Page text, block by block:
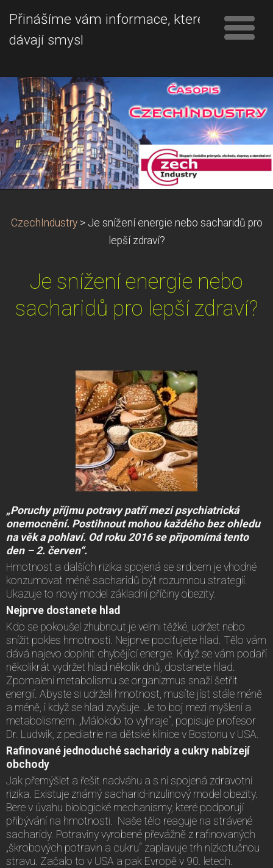
Přinášíme vám informace, které
dávají smysl
CzechIndustry > Je snížení energie nebo sacharidů pro
lepší zdraví?
Je snížení energie nebo
sacharidů pro lepší zdraví?
„Poruchy příjmu potravy patří mezi psychiatrická
onemocnění. Postihnout mohou každého bez ohledu
na věk a pohlaví. Od roku 2016 se připomímá tento
den – 2. červen“.
Hmotnost a dalších rizika spojená se srdcem je vhodné
konzumovat méně sacharidů být rozumnou strategií.
Ukazuje to nový model základní příčiny obezity.
Nejprve dostanete hlad
Kdo se pokoušel zhubnout je velmi těžké, udržet nebo
snížit pokles hmotnosti. Nejprve pociťujete hlad. Tělo vám
dává najevo doplnit chybějící energie. Když se vám podaří
několikrát vydržet hlad několik dnů, dostanete hlad.
Zpomalení metabolismu se organizmus snaží šetřit
energií. Abyste si udrželi hmotnost, musíte jíst stále méně
a méně, i když se hlad zvyšuje. Je to boj mezi myšlení a
metabolismem. „Málokdo to vyhraje“, popisuje profesor
Dr. Ludwik, z pediatrie na dětské klinice v Bostonu v USA.
Rafinované jednoduché sacharidy a cukry nabízejí
obchody
Jak přemýšlet a řešit nadváhu a s ní spojená zdravotní
rizika. Existuje známý sacharid-inzulinový model obezity.
Bere v úvahu biologické mechanismy, které podporují
přibývání na hmotnosti. Naše tělo reaguje na strávené
sacharidy. Potraviny vyrobené převážně z rafinovaných
„škrobových potravin a cukru“ zaplavuje trh nízkotučnou
stravu. Začalo to v USA a pak Evropě v 90. letech.